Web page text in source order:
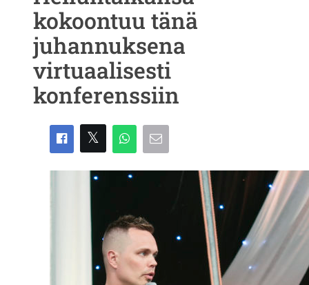
kokoontuu tänä
juhannuksena
virtuaalisesti
konferenssiin